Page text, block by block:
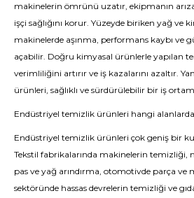
makinelerin ömrünü uzatır, ekipmanın
işçi sağlığını korur. Yüzeyde biriken yağ ve
makinelerde aşınma, performans kaybı ve
açabilir. Doğru kimyasal ürünlerle yapılan
verimliliğini artırır ve iş kazalarını azaltır.
ürünleri, sağlıklı ve sürdürülebilir bir iş
Endüstriyel temizlik ürünleri hangi alanlarda
Endüstriyel temizlik ürünleri çok geniş bir
Tekstil fabrikalarında makinelerin temizliği,
pas ve yağ arındırma, otomotivde parça ve
sektöründe hassas devrelerin temizliği ve